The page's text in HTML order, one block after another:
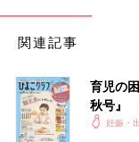
義務付けられている
ビーベッドとしての
の」となるのです。
プレイヤードは、素
なものが多い構造上
ります。中で赤ちゃ
関連記事
育児の
秋号』
いっぱ
妊娠・